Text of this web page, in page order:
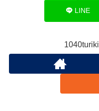
LINE